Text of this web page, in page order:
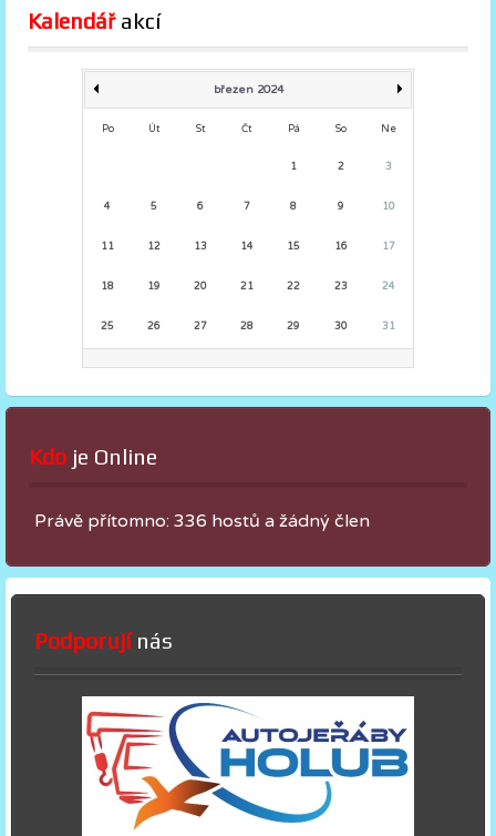
Kalendář akcí
březen 2024
Po Út St Čt Pá So Ne
1 2 3
4 5 6 7 8 9 10
11 12 13 14 15 16 17
18 19 20 21 22 23 24
25 26 27 28 29 30 31
Kdo je Online
Právě přítomno: 336 hostů a žádný člen
Podporujínás